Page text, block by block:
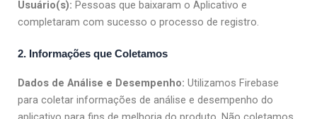
Usuário(s): Pessoas que baixaram o Aplicativo e
completaram com sucesso o processo de registro.
2. Informações que Coletamos
Dados de Análise e Desempenho: Utilizamos Firebase
para coletar informações de análise e desempenho do